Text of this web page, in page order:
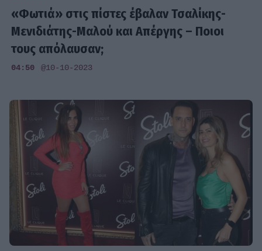
«Φωτιά» στις πίστες έβαλαν Τσαλίκης-
Μενιδιάτης-Μαλού και Απέργης – Ποιοι
τους απόλαυσαν;
04:50 @10-10-2023